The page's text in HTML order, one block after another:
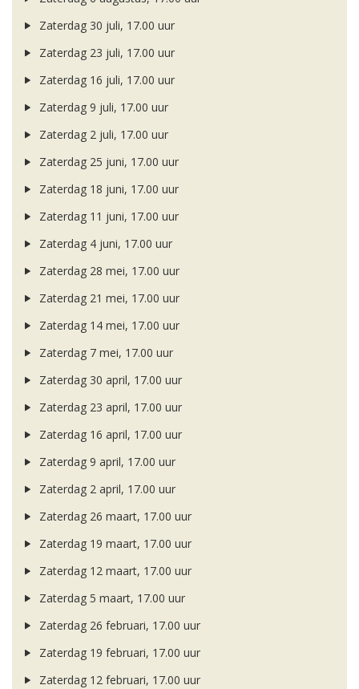
Zaterdag 30 juli, 17.00 uur
Zaterdag 23 juli, 17.00 uur
Zaterdag 16 juli, 17.00 uur
Zaterdag 9 juli, 17.00 uur
Zaterdag 2 juli, 17.00 uur
Zaterdag 25 juni, 17.00 uur
Zaterdag 18 juni, 17.00 uur
Zaterdag 11 juni, 17.00 uur
Zaterdag 4 juni, 17.00 uur
Zaterdag 28 mei, 17.00 uur
Zaterdag 21 mei, 17.00 uur
Zaterdag 14 mei, 17.00 uur
Zaterdag 7 mei, 17.00 uur
Zaterdag 30 april, 17.00 uur
Zaterdag 23 april, 17.00 uur
Zaterdag 16 april, 17.00 uur
Zaterdag 9 april, 17.00 uur
Zaterdag 2 april, 17.00 uur
Zaterdag 26 maart, 17.00 uur
Zaterdag 19 maart, 17.00 uur
Zaterdag 12 maart, 17.00 uur
Zaterdag 5 maart, 17.00 uur
Zaterdag 26 februari, 17.00 uur
Zaterdag 19 februari, 17.00 uur
Zaterdag 12 februari, 17.00 uur